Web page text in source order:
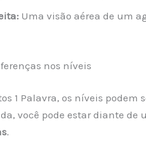
Uma visão aérea de um
nos níveis
1 Palavra, os níveis
você pode estar diante
.